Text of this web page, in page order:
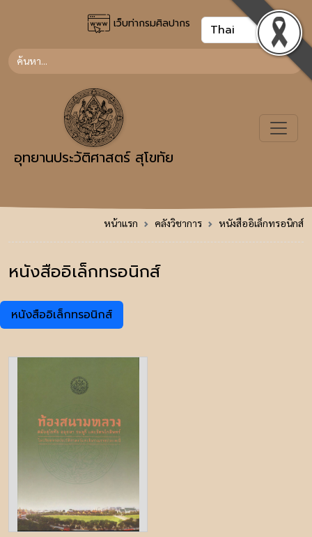
เว็บท่ากรมศิลปากร
อุทยานประวัติศาสตร์ สุโขทัย
หน้าแรก คลังวิชาการ หนังสืออิเล็กทรอนิกส์
หนังสืออิเล็กทรอนิกส์
หนังสืออิเล็กทรอนิกส์